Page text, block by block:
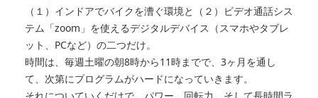
（１）インドアでバイクを漕ぐ環境と（２）ビデオ通話シス
テム「zoom」を使えるデジタルデバイス（スマホやタブレ
ット、PCなど）の二つだけ。
時間は、毎週土曜の朝8時から11時までで、3ヶ月を通し
て、次第にプログラムがハードになっていきます。